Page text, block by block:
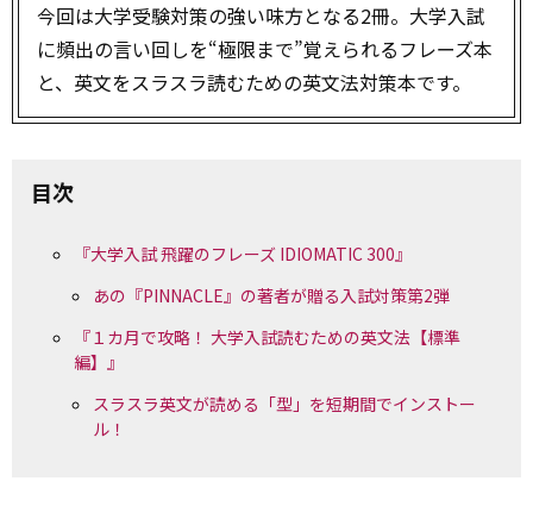
今回は大学受験対策の強い味方となる2冊。大学入試
に頻出の言い回しを“極限まで”覚えられるフレーズ本
と、英文をスラスラ読むための英文法対策本です。
目次
『大学入試 飛躍のフレーズ IDIOMATIC 300』
あの『PINNACLE』の著者が贈る入試対策第2弾
『１カ月で攻略！ 大学入試読むための英文法【標準
編】』
スラスラ英文が読める「型」を短期間でインストー
ル！